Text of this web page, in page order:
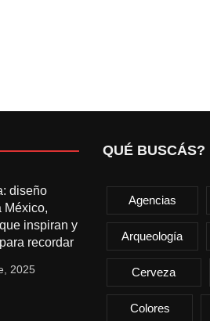
diseño
México,
inspiran y
recordar
2025
QUÉ BUSCÁS?
Agencias
Arqueología
Cerveza
Colores